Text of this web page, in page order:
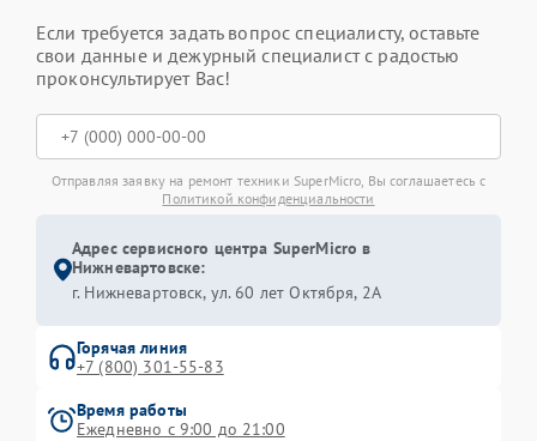
Если требуется задать вопрос специалисту, оставьте
свои данные и дежурный специалист с радостью
проконсультирует Вас!
Отправляя заявку на ремонт техники SuperMicro, Вы соглашаетесь с
Политикой конфиденциальности
Адрес сервисного центра SuperMicro в
Нижневартовске:
г. Нижневартовск, ул. 60 лет Октября, 2А
Горячая линия
+7 (800) 301-55-83
Время работы
Ежедневно с 9:00 до 21:00